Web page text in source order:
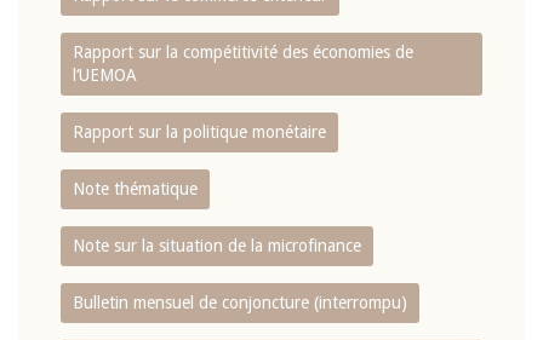
Rapport sur la compétitivité des économies de
l‘UEMOA
Rapport sur la politique monétaire
Note thématique
Note sur la situation de la microfinance
Bulletin mensuel de conjoncture (interrompu)